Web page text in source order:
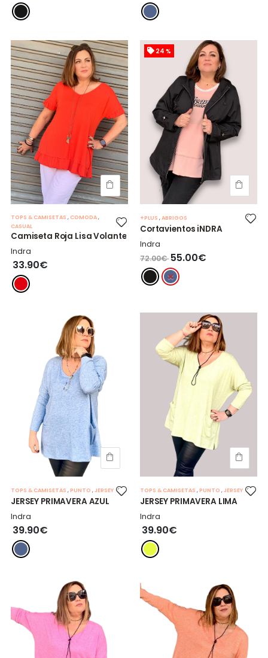
TOPS & CAMISETAS , COMODA,
CASUAL
Camiseta Roja Lisa Volante
Indra
33.90€
24 %
+PLUS ,ABRIGOS
Cortavientos iNDRA
Indra
72.00€ 55.00€
TOPS & CAMISETAS ,PUNTO ,JERSEY
JERSEY PRIMAVERA AZUL
Indra
39.90€
TOPS & CAMISETAS ,PUNTO ,JERSEY
JERSEY PRIMAVERA LIMA
Indra
39.90€